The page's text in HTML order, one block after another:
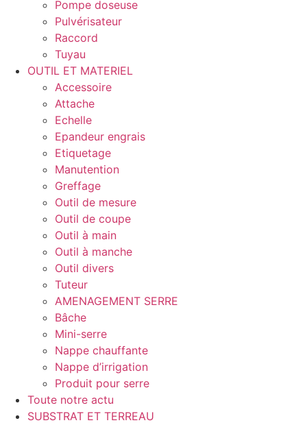
Pompe doseuse
Pulvérisateur
Raccord
Tuyau
OUTIL ET MATERIEL
Accessoire
Attache
Echelle
Epandeur engrais
Etiquetage
Manutention
Greffage
Outil de mesure
Outil de coupe
Outil à main
Outil à manche
Outil divers
Tuteur
AMENAGEMENT SERRE
Bâche
Mini-serre
Nappe chauffante
Nappe d’irrigation
Produit pour serre
Toute notre actu
SUBSTRAT ET TERREAU